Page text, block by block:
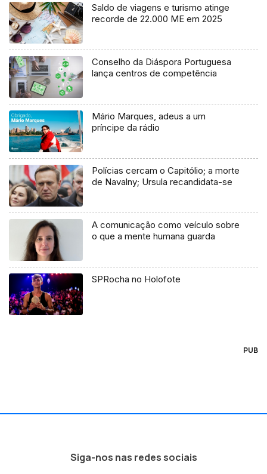
Saldo de viagens e turismo atinge
recorde de 22.000 ME em 2025
Conselho da Diáspora Portuguesa
lança centros de competência
Mário Marques, adeus a um
príncipe da rádio
Polícias cercam o Capitólio; a morte
de Navalny; Ursula recandidata-se
A comunicação como veículo sobre
o que a mente humana guarda
SPRocha no Holofote
PUB
Siga-nos nas redes sociais